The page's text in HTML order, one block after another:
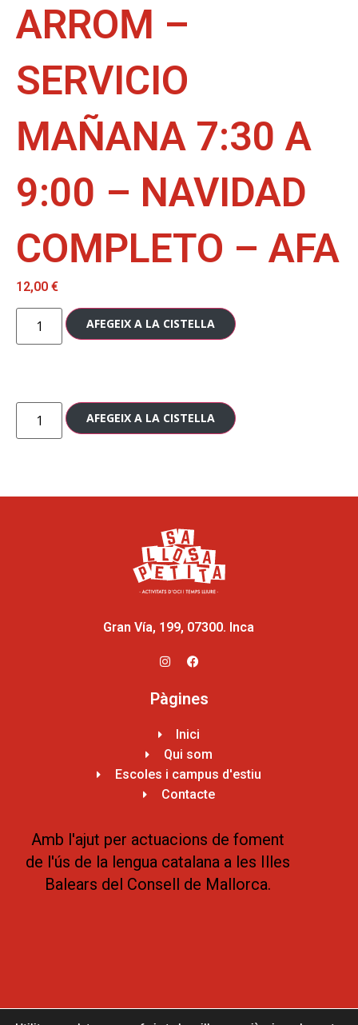
ARROM –
SERVICIO
MAÑANA 7:30 A
9:00 – NAVIDAD
COMPLETO – AFA
12,00 €
AFEGEIX A LA CISTELLA
AFEGEIX A LA CISTELLA
Gran Vía, 199, 07300. Inca
Pàgines
Inici
Qui som
Escoles i campus d'estiu
Contacte
Amb l'ajut per actuacions de foment
de l'ús de la lengua catalana a les Illes
Balears del Consell de Mallorca.